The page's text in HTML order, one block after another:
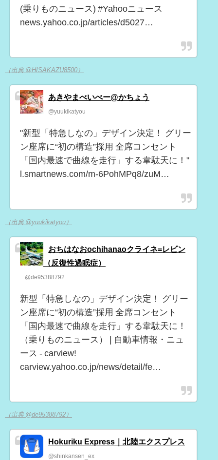
(乗りものニュース) #Yahooニュース
news.yahoo.co.jp/articles/d5027…
（出典 @HISAKAZU8500）
あきやまべいべー@かちょう
@yuukikatyou
"新型「特急しなの」デザイン決定！ グリー
ン座席に“初の構造”採用 全席コンセント
「国内最速で曲線を走行」する韋駄天に！"
l.smartnews.com/m-6PohMPq8/zuM…
（出典 @yuukikatyou）
おちはなおochihanaoクライネ=レビン
（反復性過眠症）
@de95388792
新型「特急しなの」デザイン決定！ グリー
ン座席に“初の構造”採用 全席コンセント
「国内最速で曲線を走行」する韋駄天に！
（乗りものニュース） | 自動車情報・ニュ
ース - carview!
carview.yahoo.co.jp/news/detail/fe…
（出典 @de95388792）
Hokuriku Express｜北陸エクスプレス
@shinkansen_ex